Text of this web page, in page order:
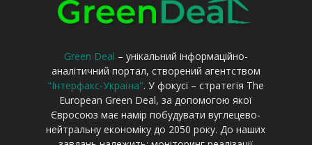
Green Deal – унікальний інформаційно-
аналітичний портал, створений агентством
"Інтерфакс-Україна". У фокусі – стратегія The
European Green Deal, за допомогою якої
Євросоюз має намір побудувати вуглецево-
нейтральну економіку до 2050 року. До наших